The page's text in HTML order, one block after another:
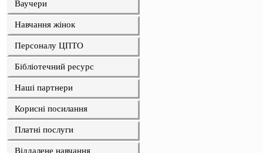
Ваучери
Навчання жінок
Персоналу ЦПТО
Бібліотечний ресурс
Наші партнери
Корисні посилання
Платні послуги
Віддалене навчання